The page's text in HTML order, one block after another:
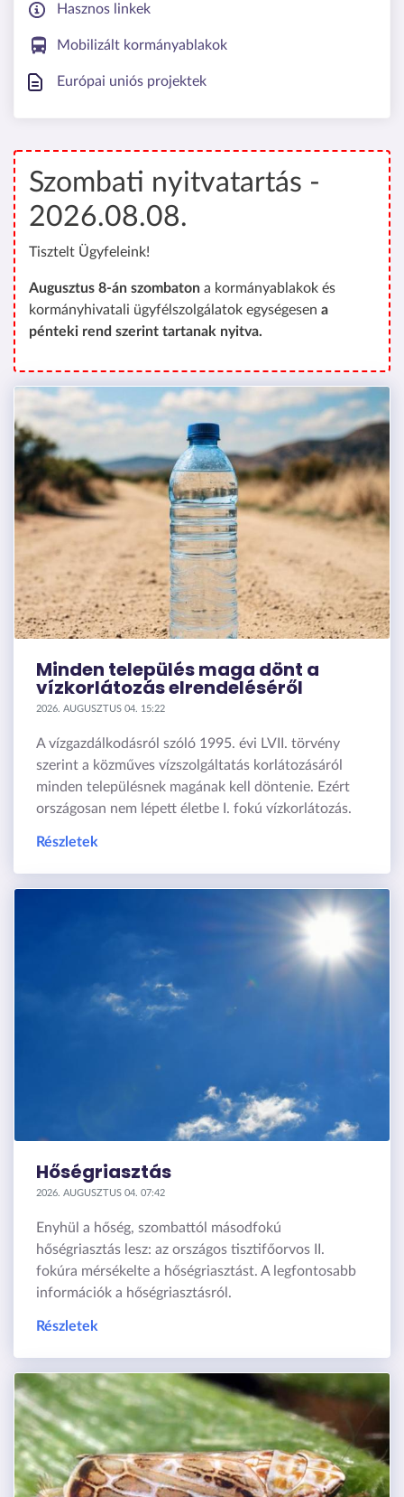
Hasznos linkek
Mobilizált kormányablakok
Európai uniós projektek
Szombati nyitvatartás -
2026.08.08.
Tisztelt Ügyfeleink!
Augusztus 8-án szombaton a kormányablakok és
kormányhivatali ügyfélszolgálatok egységesen a
pénteki rend szerint tartanak nyitva.
Minden település maga dönt a
vízkorlátozás elrendeléséről
2026. AUGUSZTUS 04. 15:22
A vízgazdálkodásról szóló 1995. évi LVII. törvény
szerint a közműves vízszolgáltatás korlátozásáról
minden településnek magának kell döntenie. Ezért
országosan nem lépett életbe I. fokú vízkorlátozás.
Részletek
Hőségriasztás
2026. AUGUSZTUS 04. 07:42
Enyhül a hőség, szombattól másodfokú
hőségriasztás lesz: az országos tisztifőorvos II.
fokúra mérsékelte a hőségriasztást. A legfontosabb
információk a hőségriasztásról.
Részletek